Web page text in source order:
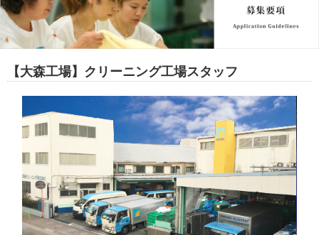
【大森工場】クリーニング工場スタッフ